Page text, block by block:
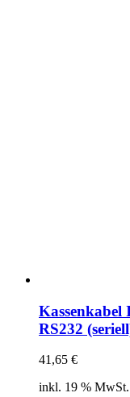
Kassenkabel
RS232
41,65 €
inkl. 19 % MwSt.